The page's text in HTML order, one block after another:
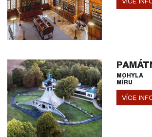
MOHYLA
MÍRU
VÍCE